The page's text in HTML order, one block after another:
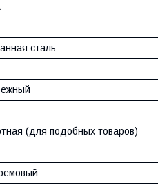
сталь
(для подобных товаров)